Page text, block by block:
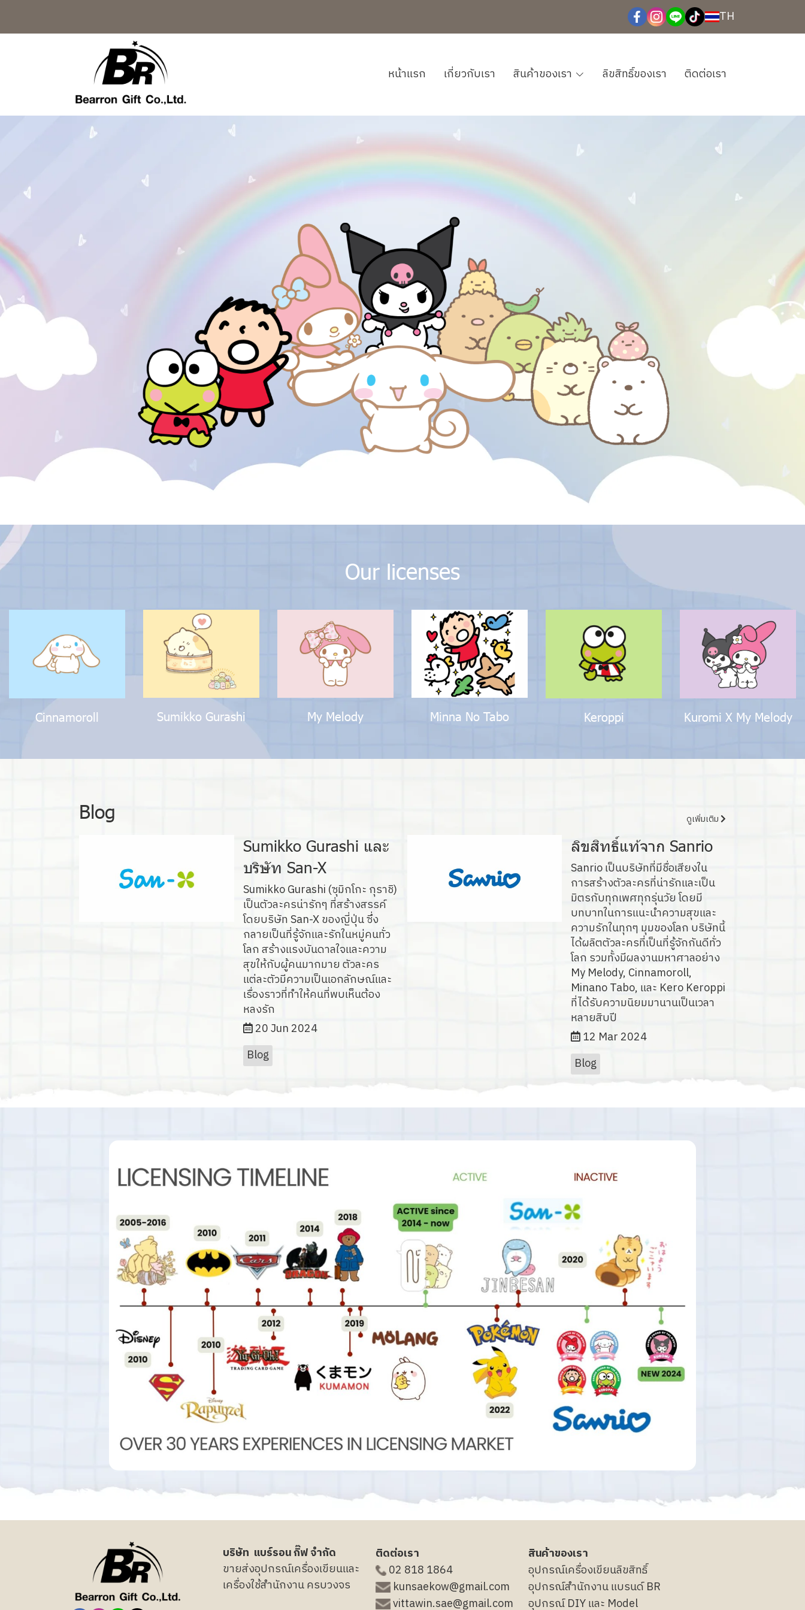
TH
หน้าแรก เกี่ยวกับเรา สินค้าของเรา ลิขสิทธิ์ของเรา ติดต่อเรา
Our licenses
Cinnamoroll Sumikko Gurashi My Melody Minna No Tabo Keroppi Kuromi X My Melody
Blog ดูเพิ่มเติม
Sumikko Gurashi และ
บริษัท San-X
Sumikko Gurashi (ซุมิกโกะ กุราชิ)
เป็นตัวละครน่ารักๆ ที่สร้างสรรค์
โดยบริษัท San-X ของญี่ปุ่น ซึ่ง
กลายเป็นที่รู้จักและรักในหมู่คนทั่ว
โลก สร้างแรงบันดาลใจและความ
สุขให้กับผู้คนมากมาย ตัวละคร
แต่ละตัวมีความเป็นเอกลักษณ์และ
เรื่องราวที่ทำให้คนที่พบเห็นต้อง
หลงรัก
20 Jun 2024
Blog
ลิขสิทธิ์แท้จาก Sanrio
Sanrio เป็นบริษัทที่มีชื่อเสียงใน
การสร้างตัวละครที่น่ารักและเป็น
มิตรกับทุกเพศทุกรุ่นวัย โดยมี
บทบาทในการแนะนำความสุขและ
ความรักในทุกๆ มุมของโลก บริษัทนี้
ได้ผลิตตัวละครที่เป็นที่รู้จักกันดีทั่ว
โลก รวมทั้งมีผลงานมหาศาลอย่าง
My Melody, Cinnamoroll,
Minano Tabo, และ Kero Keroppi
ที่ได้รับความนิยมมานานเป็นเวลา
หลายสิบปี
12 Mar 2024
Blog
บริษัท แบร์รอน กิ๊ฟ จำกัด
ขายส่งอุปกรณ์เครื่องเขียนและ
เครื่องใช้สำนักงาน ครบวงจร
ติดต่อเรา
02 818 1864
kunsaekow@gmail.com
vittawin.sae@gmail.com
สินค้าของเรา
อุปกรณ์เครื่องเขียนลิขสิทธิ์
อุปกรณ์สำนักงาน แบรนด์ BR
อุปกรณ์ DIY และ Model